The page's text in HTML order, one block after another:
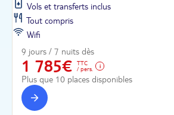
Vols et transferts inclus
Tout compris
Wifi
9 jours / 7 nuits dès
1 785€
TTC
/ pers.
Plus que 10 places disponibles